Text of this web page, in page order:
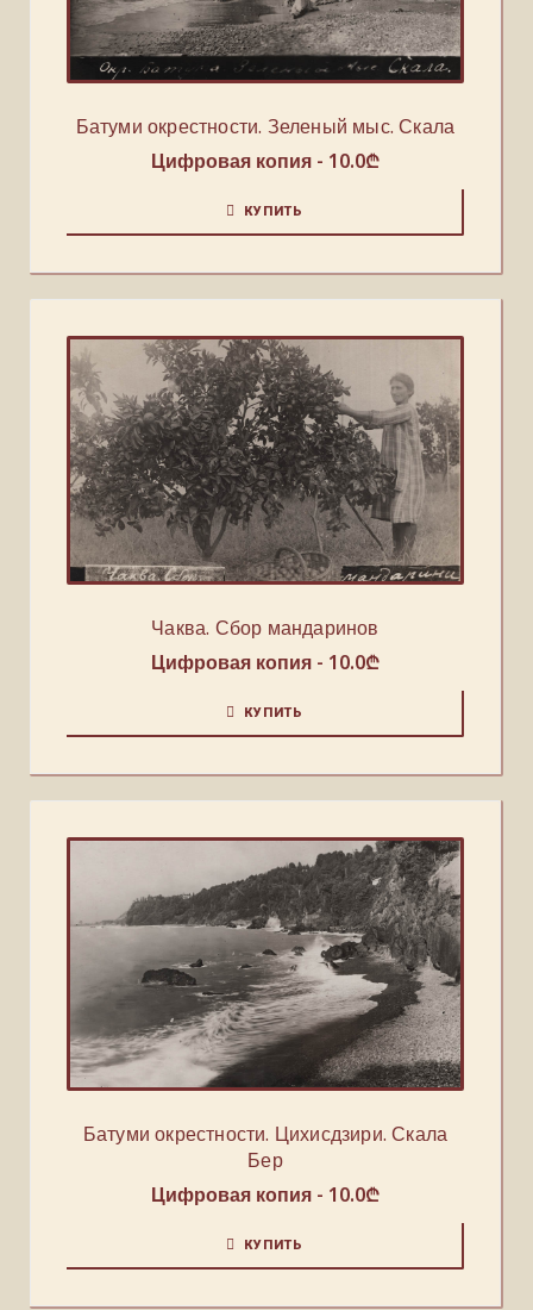
Батуми окрестности. Зеленый мыс. Скала
Цифровая копия - 10.0₾
КУПИТЬ
Чаква. Сбор мандаринов
Цифровая копия - 10.0₾
КУПИТЬ
Батуми окрестности. Цихисдзири. Скала
Бер
Цифровая копия - 10.0₾
КУПИТЬ